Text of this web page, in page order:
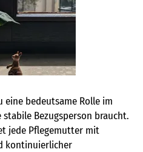
bedeutsame Rolle im
stabile Bezugsperson braucht.
jede Pflegemutter mit
kontinuierlicher